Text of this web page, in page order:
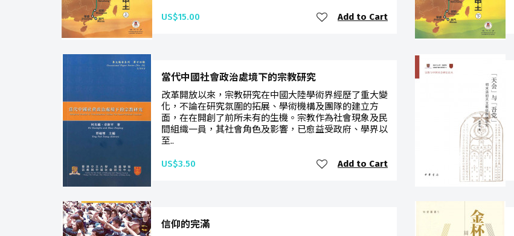
US$15.00 Add to Cart
當代中國社會政治處境下的宗教研究
改革開放以來，宗教研究在中國大陸學術界經歷了重大變
化，不論在研究氛圍的拓展、學術機構及團隊的建立方
面，在在開創了前所未有的生機。宗教作為社會現象及民
間組織一員，其社會角色及影響，已愈益受政府、學界以
至..
US$3.50 Add to Cart
信仰的完滿